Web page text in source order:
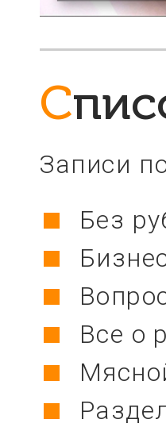
Записи
Без
Все о